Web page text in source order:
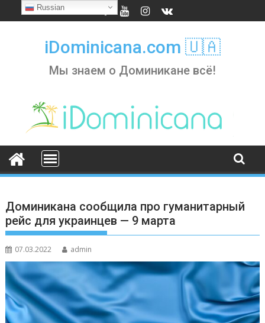
to
iDominicana.com 🇺🇦
Мы знаем о Доминикане всё!
Доминикана сообщила про гуманитарный
рейс для украинцев — 9 марта
07.03.2022 admin
Russian